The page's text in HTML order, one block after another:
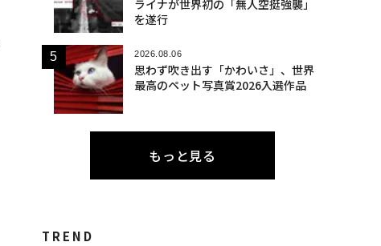
ライナが世界初の「無人空挺強襲」
を遂行
2026.08.06
思わず吹き出す「かわいさ」、世界
最高のペット写真賞2026入選作品
もっと見る
TREND